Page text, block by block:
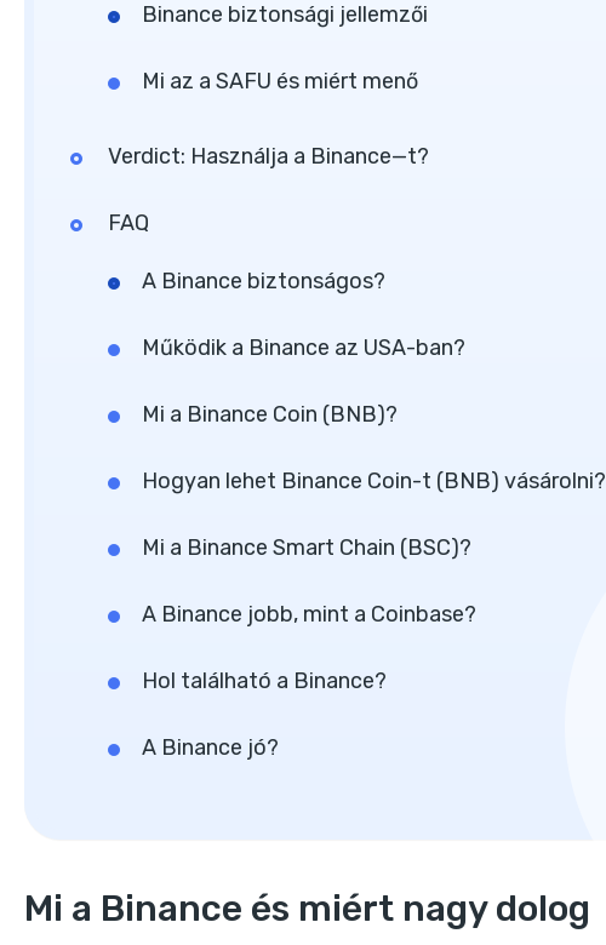
Binance biztonsági jellemzői
Mi az a SAFU és miért menő
Verdict: Használja a Binance—t?
FAQ
A Binance biztonságos?
Működik a Binance az USA-ban?
Mi a Binance Coin (BNB)?
Hogyan lehet Binance Coin-t (BNB) vásárolni?
Mi a Binance Smart Chain (BSC)?
A Binance jobb, mint a Coinbase?
Hol található a Binance?
A Binance jó?
Mi a Binance és miért nagy dolog